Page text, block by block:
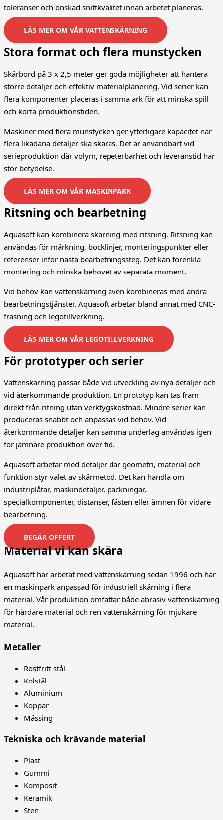
toleranser och önskad snittkvalitet innan arbetet planeras.
LÄS MER OM VÅR VATTENSKÄRNING
Stora format och flera munstycken
Skärbord på 3 x 2,5 meter ger goda möjligheter att hantera
större detaljer och effektiv materialplanering. Vid serier kan
flera komponenter placeras i samma ark för att minska spill
och korta produktionstiden.
Maskiner med flera munstycken ger ytterligare kapacitet när
flera likadana detaljer ska skäras. Det är användbart vid
serieproduktion där volym, repeterbarhet och leveranstid har
stor betydelse.
LÄS MER OM VÅR MASKINPARK
Ritsning och bearbetning
Aquasoft kan kombinera skärning med ritsning. Ritsning kan
användas för märkning, bocklinjer, monteringspunkter eller
referenser inför nästa bearbetningssteg. Det kan förenkla
montering och minska behovet av separata moment.
Vid behov kan vattenskärning även kombineras med andra
bearbetningstjänster. Aquasoft arbetar bland annat med CNC-
fräsning och legotillverkning.
LÄS MER OM VÅR LEGOTILLVERKNING
För prototyper och serier
Vattenskärning passar både vid utveckling av nya detaljer och
vid återkommande produktion. En prototyp kan tas fram
direkt från ritning utan verktygskostnad. Mindre serier kan
produceras snabbt och anpassas vid behov. Vid
återkommande detaljer kan samma underlag användas igen
för jämnare produktion över tid.
Aquasoft arbetar med detaljer där geometri, material och
funktion styr valet av skärmetod. Det kan handla om
industriplåtar, maskindetaljer, packningar,
specialkomponenter, distanser, fästen eller ämnen för vidare
bearbetning.
BEGÄR OFFERT
Material vi kan skära
Aquasoft har arbetat med vattenskärning sedan 1996 och har
en maskinpark anpassad för industriell skärning i flera
material. Vår produktion omfattar både abrasiv vattenskärning
för hårdare material och ren vattenskärning för mjukare
material.
Metaller
Rostfritt stål
Kolstål
Aluminium
Koppar
Mässing
Tekniska och krävande material
Plast
Gummi
Komposit
Keramik
Sten